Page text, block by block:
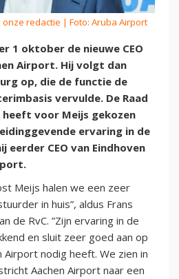
onze redactie | Foto: Aruba Airport
1 oktober de nieuwe CEO
Airport. Hij volgt dan
op, die de functie de
vervulde. De Raad
heeft voor Meijs gekozen
ervaring in de
eerder CEO van Eindhoven
Meijs halen we een zeer
in huis”, aldus Frans
de RvC. ”Zijn ervaring in de
en sluit zeer goed aan op
Airport nodig heeft. We zien in
Aachen Airport naar een